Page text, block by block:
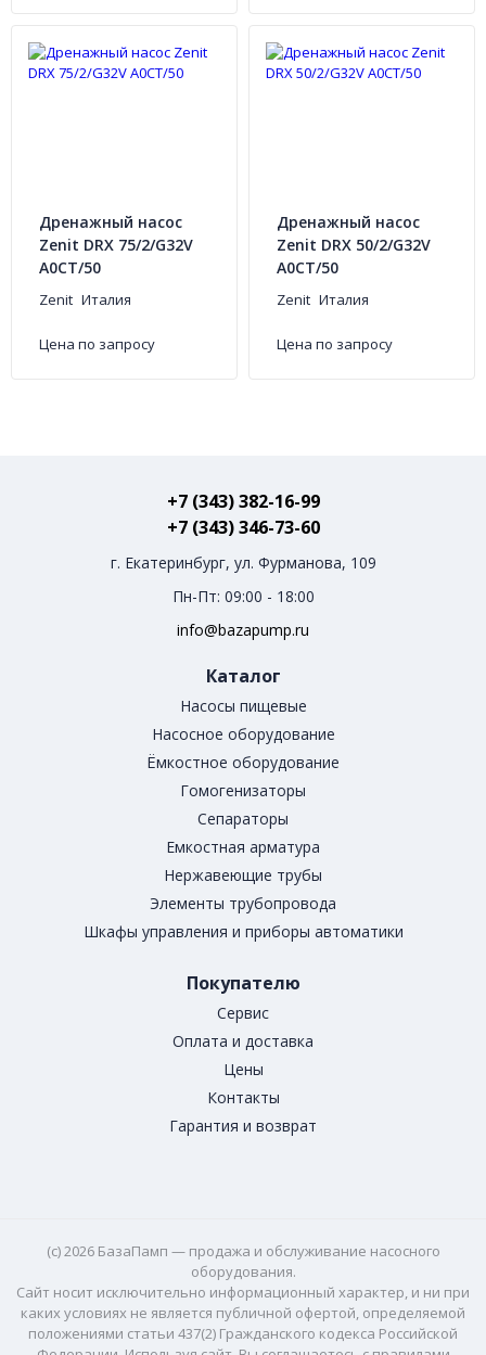
Дренажный насос
Zenit DRX 75/2/G32V
A0CT/50
Zenit Италия
Цена по запросу
Дренажный насос
Zenit DRX 50/2/G32V
A0CT/50
Zenit Италия
Цена по запросу
+7 (343) 382-16-99
+7 (343) 346-73-‬60
г. Екатеринбург, ул. Фурманова, 109
Пн-Пт: 09:00 - 18:00
info@bazapump.ru
Каталог
Насосы пищевые
Насосное оборудование
Ёмкостное оборудование
Гомогенизаторы
Сепараторы
Емкостная арматура
Нержавеющие трубы
Элементы трубопровода
Шкафы управления и приборы автоматики
Покупателю
Сервис
Оплата и доставка
Цены
Контакты
Гарантия и возврат
(c) 2026 БазаПамп — продажа и обслуживание насосного
оборудования.
Сайт носит исключительно информационный характер, и ни при
каких условиях не является публичной офертой, определяемой
положениями статьи 437(2) Гражданского кодекса Российской